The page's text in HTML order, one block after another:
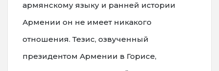
армянскому языку и ранней истории
Армении он не имеет никакого
отношения. Тезис, озвученный
президентом Армении в Горисе,